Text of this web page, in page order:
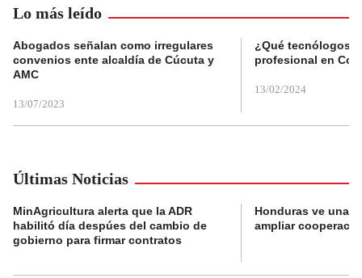
Lo más leído
Abogados señalan como irregulares
convenios ente alcaldía de Cúcuta y
AMC
13/07/2023
¿Qué tecnólogos
profesional en
13/02/2024
Últimas Noticias
MinAgricultura alerta que la ADR
habilitó día despúes del cambio de
gobierno para firmar contratos
Honduras ve una
ampliar